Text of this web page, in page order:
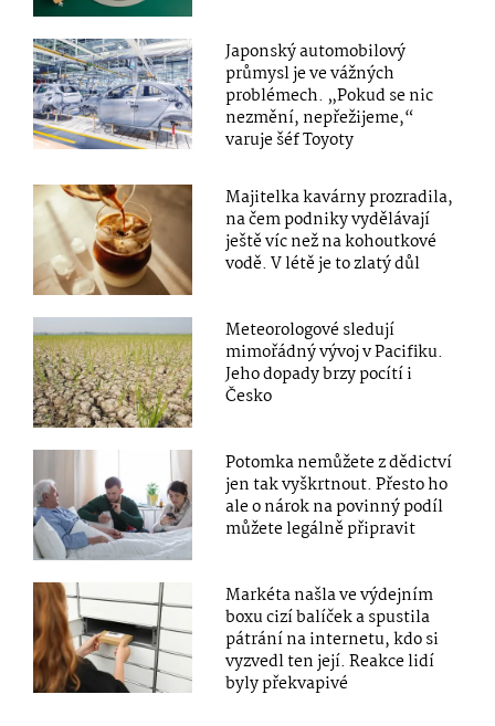
Japonský automobilový
průmysl je ve vážných
problémech. „Pokud se nic
nezmění, nepřežijeme,“
varuje šéf Toyoty
Majitelka kavárny prozradila,
na čem podniky vydělávají
ještě víc než na kohoutkové
vodě. V létě je to zlatý důl
Meteorologové sledují
mimořádný vývoj v Pacifiku.
Jeho dopady brzy pocítí i
Česko
Potomka nemůžete z dědictví
jen tak vyškrtnout. Přesto ho
ale o nárok na povinný podíl
můžete legálně připravit
Markéta našla ve výdejním
boxu cizí balíček a spustila
pátrání na internetu, kdo si
vyzvedl ten její. Reakce lidí
byly překvapivé